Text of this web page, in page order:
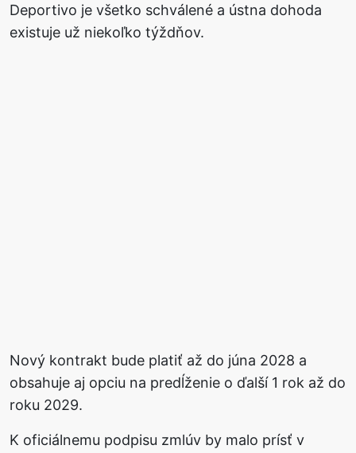
Deportivo je všetko schválené a ústna dohoda
existuje už niekoľko týždňov.
Nový kontrakt bude platiť až do júna 2028 a
obsahuje aj opciu na predĺženie o ďalší 1 rok až do
roku 2029.
K oficiálnemu podpisu zmlúv by malo prísť v